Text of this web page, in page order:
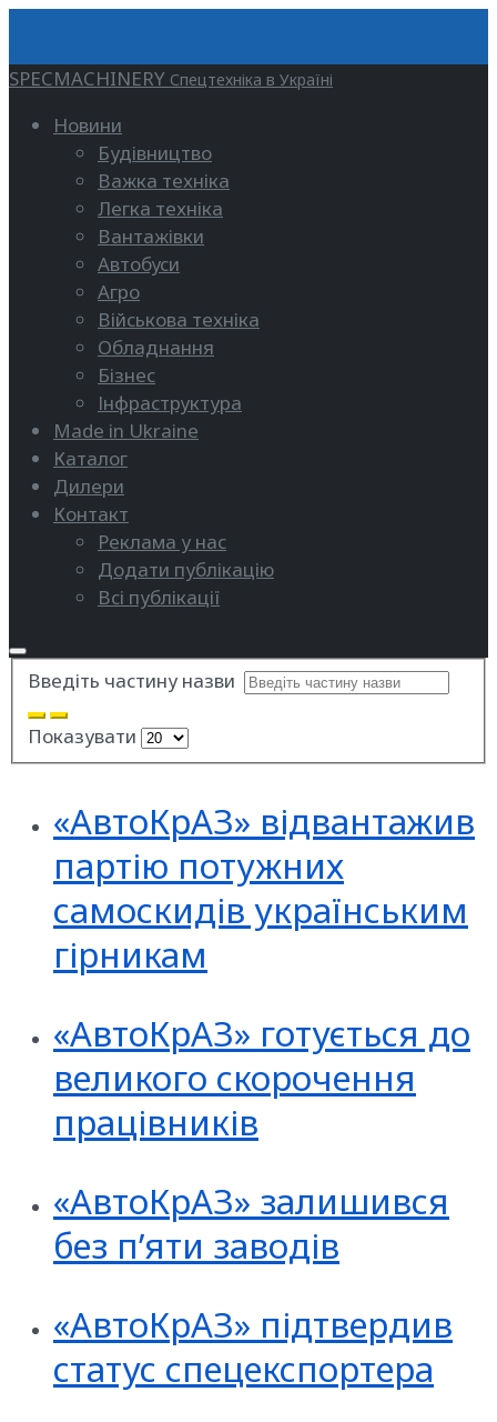
SPECMACHINERY Спецтехніка в Україні
Новини
Будівництво
Важка техніка
Легка техніка
Вантажівки
Автобуси
Агро
Військова техніка
Обладнання
Бізнес
Інфраструктура
Made in Ukraine
Каталог
Дилери
Контакт
Реклама у нас
Додати публікацію
Всі публікації
Введіть частину назви
Показувати
«АвтоКрАЗ» відвантажив
партію потужних
самоскидів українським
гірникам
«АвтоКрАЗ» готується до
великого скорочення
працівників
«АвтоКрАЗ» залишився
без п’яти заводів
«АвтоКрАЗ» підтвердив
статус спецекспортера